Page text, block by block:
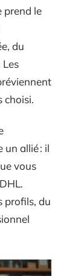
prend le
du
choisi.
un allié : il
vous
profils, du